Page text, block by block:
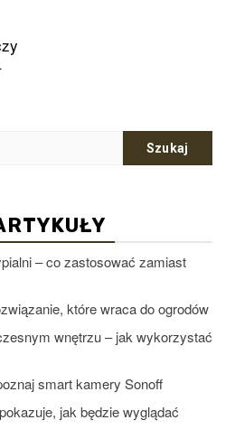
– co zastosować zamiast
które wraca do ogrodów
wnętrzu – jak wykorzystać
smart kamery Sonoff
jak będzie wyglądać